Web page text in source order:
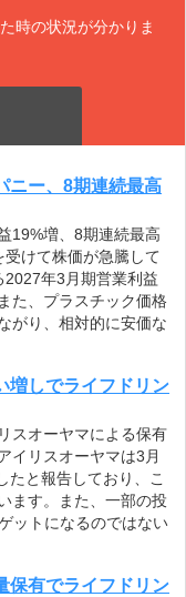
時の状況が分かりま
ニー、8期連続最高
19%増、8期連続最高
けて株価が急騰して
年3月期営業利益
た、プラスチック価格
がり、相対的に安価な
増しでライフドリン
スオーヤマによる保有
イリスオーヤマは3月
たと報告しており、こ
ます。また、一部の投
ットになるのではない
保有でライフドリン